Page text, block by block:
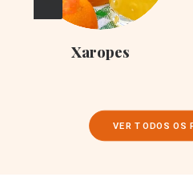
Xaropes
VER TODOS OS